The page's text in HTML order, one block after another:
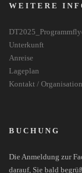
WEITERE
Unterkunft
Anreise
Lageplan
Kontakt / Organisation
BUCHUNG
Die Anmeldung zur
darauf, Sie bald